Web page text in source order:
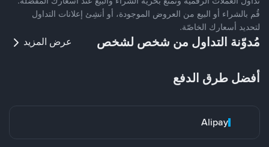
قُم بالشراء أو البيع من العروض الموجودة، أو أنشِئ إعلانات التداول
لتحديد أسعارك الخاصّة.
مُدوّنة التداول من شخص لشخص عرض المزيد
أفضل طرق الدفع
Alipay